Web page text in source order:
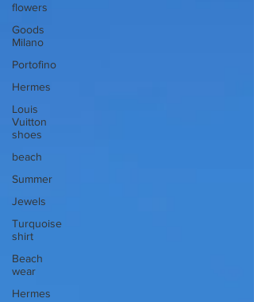
flowers
Goods
Milano
Portofino
Hermes
Louis
Vuitton
shoes
beach
Summer
Jewels
Turquoise
shirt
Beach
wear
Hermes